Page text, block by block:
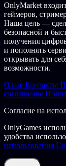
OnlyMarket
геймеров,
Наша цель —
безопасной и
получения
и пополнять
открывать для
возможности.
О нас Контакты
соглашение
Согласие на
OnlyGames
удобства
использования